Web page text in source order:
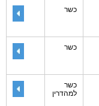
כשר
כשר
כשר
למהדרין